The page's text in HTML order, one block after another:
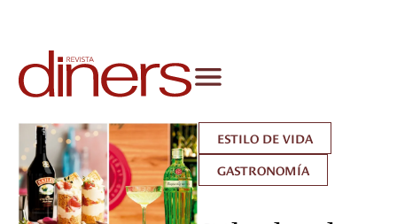
ESTILO DE VIDA
GASTRONOMÍA